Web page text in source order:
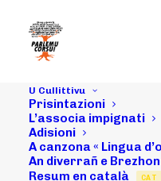
U Cullittivu
Prisintazioni
L’associa impignati
Adisioni
A canzona « Lingua
An diverrañ e
Resum en català CAT